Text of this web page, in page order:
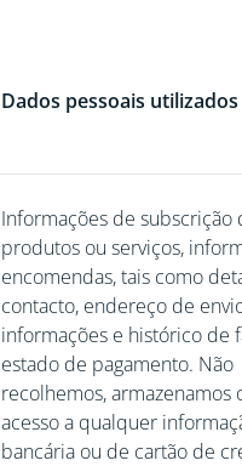
Dados pessoais utilizados
Informações de subscrição
produtos ou serviços,
encomendas, tais como
contacto, endereço de
informações e histórico de
estado de pagamento. Não
recolhemos, armazenamos
acesso a qualquer
bancária ou de cartão de